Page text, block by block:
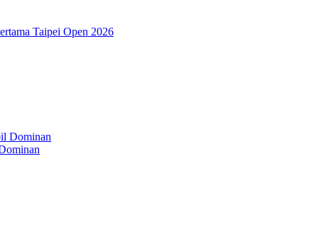
Taipei Open 2026